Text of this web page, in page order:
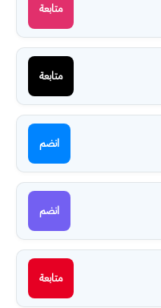
متابعة
متابعة
انضم
انضم
متابعة